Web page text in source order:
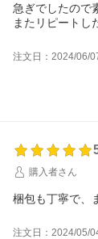
急ぎでしたので
またリピートし
注文日：2024/06/
購入者さん
梱包も丁寧で、
注文日：2024/05/